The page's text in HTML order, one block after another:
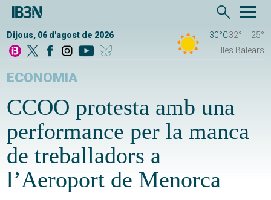
Dijous, 06 d'agost de 2026 30°C32°
25°
Illes Balears
ECONOMIA
CCOO protesta amb una
performance per la manca
de treballadors a
l’Aeroport de Menorca